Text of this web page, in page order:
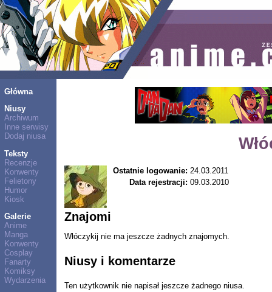
Główna
Niusy
Archiwum
Inne serwisy
Dodaj niusa
Teksty
Recenzje
Konwenty
Felietony
Humor
Kiosk
Galerie
Anime
Manga
Konwenty
Cosplay
Fanarty
Komiksy
Wydarzenia
Ostatnie logowanie: 24.03.2011
Data rejestracji: 09.03.2010
Znajomi
Włóczykij nie ma jeszcze żadnych znajomych.
Niusy i komentarze
Ten użytkownik nie napisał jeszcze żadnego niusa.